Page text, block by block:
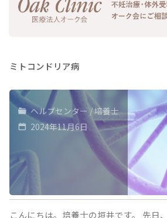
ミトコンドリア病
ヘルプセンター /培養士
2024年11月6日
こんにちは。培養士の垣井です。 先日